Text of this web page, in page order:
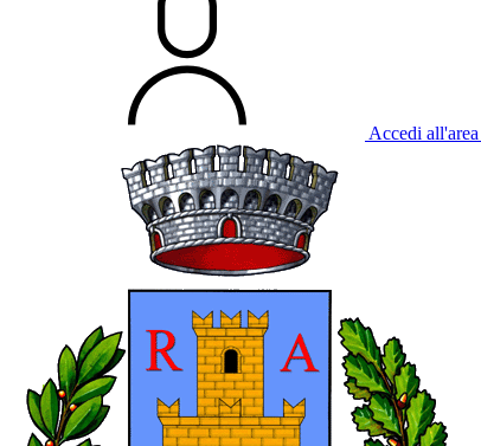
Accedi